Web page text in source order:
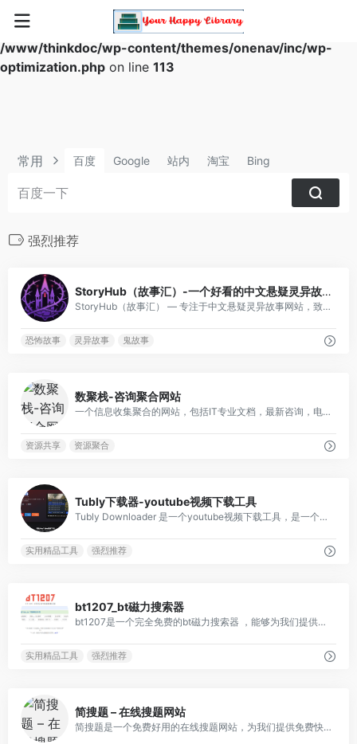
Warning
: Array to string conversion in
/www/thinkdoc/wp-content/themes/onenav/inc/wp-
optimization.php on line 113
常用 百度 Google 站内 淘宝 Bing
强烈推荐
StoryHub（故事汇）-一个好看的中文悬疑灵异故事网站
StoryHub（故事汇） — 专注于中文悬疑灵异故事网站，致力于为大家创建一个与众不同的恐怖故事天地。
恐怖故事 灵异故事 鬼故事
数聚栈-咨询聚合网站
一个信息收集聚合的网站，包括IT专业文档，最新咨询，电脑知识以及非常实用的实用工具。
资源共享 资源聚合
Tubly下载器-youtube视频下载工具
Tubly Downloader 是一个youtube视频下载工具，是一个浏览器插件，支持Chrome、Edge以及火狐。该工具能够为我们提供快速、可靠、安全的YouTube视频下载体验。该工具支持将youtube下载保存为4K超高清影片，也可以将youtube视频转换为MP3格式，只需安装扩展，便可一键下载YouTube视频。
实用精品工具 强烈推荐
bt1207_bt磁力搜索器
bt1207是一个完全免费的bt磁力搜索器 ，能够为我们提供实用的BY资源及磁力资源的搜索功能，该网站提供各种BT种子资源，包括影视音乐、软件、电子书等，收录资源多且更新快。
实用精品工具 强烈推荐
简搜题 – 在线搜题网站
简搜题是一个免费好用的在线搜题网站，为我们提供免费快捷的在线搜题服务，该平台涵盖了职业资格考试、公务员考试、医药卫生资格考试、建筑工程考试、会计财务考试等多个专业领域的题库